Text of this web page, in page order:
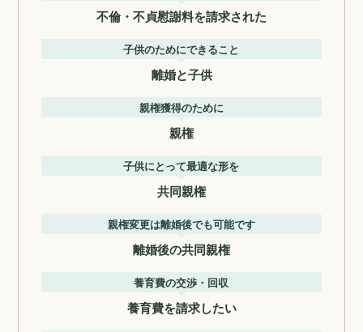
不倫・不貞慰謝料を請求された
子供のためにできること
離婚と子供
親権獲得のために
親権
子供にとって最適な形を
共同親権
親権変更は離婚後でも可能です
離婚後の共同親権
養育費の交渉・回収
養育費を請求したい